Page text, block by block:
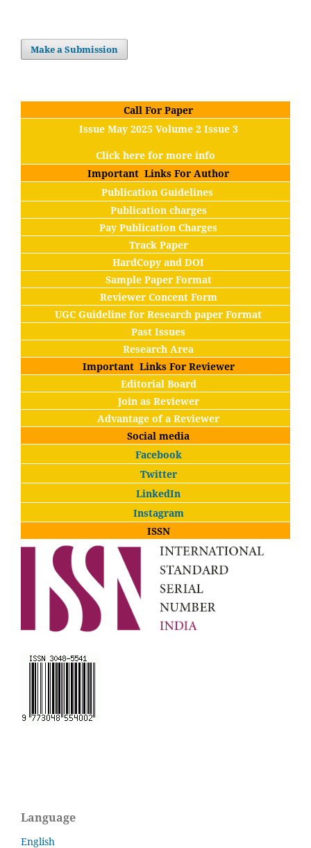
Make a Submission
Call For Paper
Issue May 2025 Volume 2 Issue 3
Click here for more info
Important Links For Author
Publication Guidelines
Publication charges
Pay Publication Charges
Track Paper
HardCopy and DOI
Sample Paper Format
Reviewer Concent Form
UGC Guideline for Research paper Format
Past Issues
Research Area
Important Links For Reviewer
Editorial Board
Join as Reviewer
Advantage of a Reviewer
Social media
Facebook
Twitter
LinkedIn
Instagram
ISSN
Language
English